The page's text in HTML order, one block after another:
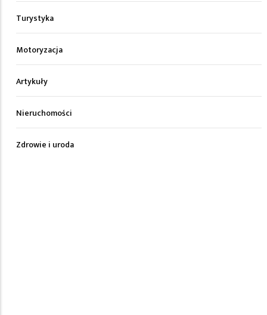
Turystyka
Motoryzacja
Artykuły
Nieruchomości
Zdrowie i uroda